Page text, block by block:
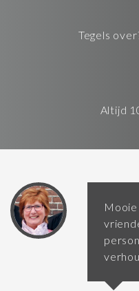
Tegels
Altijd